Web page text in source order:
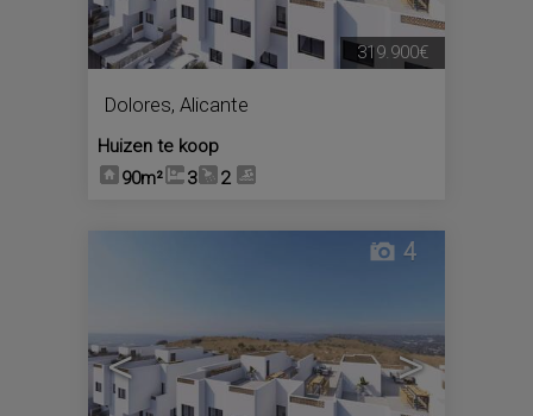
Dolores, Alicante
Huizen te koop
90m²
3 2
319.900€
< >
4